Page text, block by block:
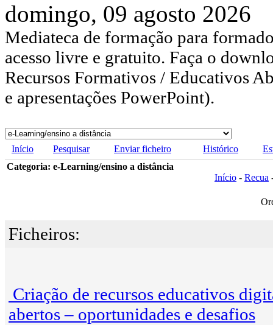
domingo, 09 agosto 2026
Mediateca de formação para
acesso livre e gratuito. Faça o
Recursos Formativos / Educativos
e apresentações PowerPoint).
Início Pesquisar Enviar ficheiro Histórico
Categoria: e-Learning/ensino a distância
Início - Recua
Ficheiros:
Criação de recursos educativos
abertos – oportunidades e desafios